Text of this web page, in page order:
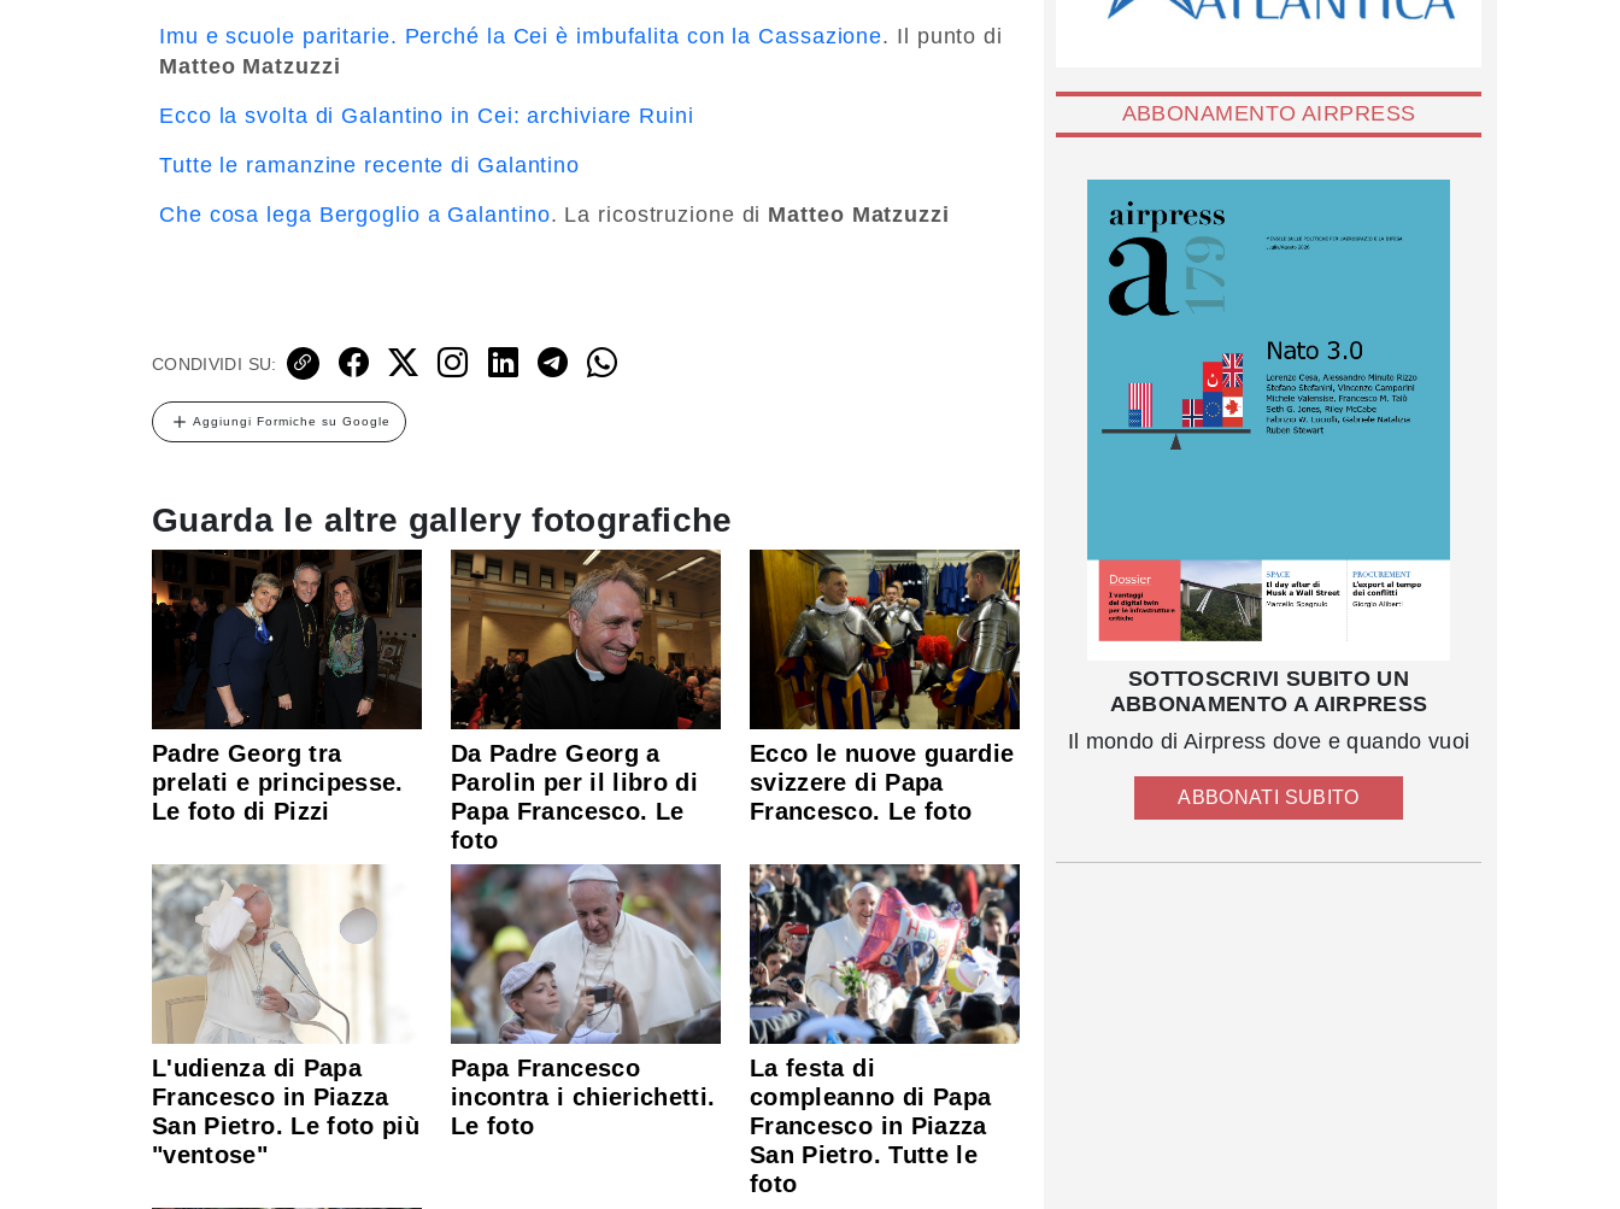
Imu e scuole paritarie. Perché la Cei è imbufalita con la Cassazione. Il punto di
Matteo Matzuzzi
Ecco la svolta di Galantino in Cei: archiviare Ruini
Tutte le ramanzine recente di Galantino
Che cosa lega Bergoglio a Galantino. La ricostruzione di Matteo Matzuzzi
CONDIVIDI SU:
Aggiungi Formiche su Google
Guarda le altre gallery fotografiche
Padre Georg tra
prelati e principesse.
Le foto di Pizzi
Da Padre Georg a
Parolin per il libro di
Papa Francesco. Le
foto
Ecco le nuove guardie
svizzere di Papa
Francesco. Le foto
L'udienza di Papa
Francesco in Piazza
San Pietro. Le foto più
"ventose"
Papa Francesco
incontra i chierichetti.
Le foto
La festa di
compleanno di Papa
Francesco in Piazza
San Pietro. Tutte le
foto
ABBONAMENTO AIRPRESS
SOTTOSCRIVI SUBITO UN
ABBONAMENTO A AIRPRESS
Il mondo di Airpress dove e quando vuoi
ABBONATI SUBITO